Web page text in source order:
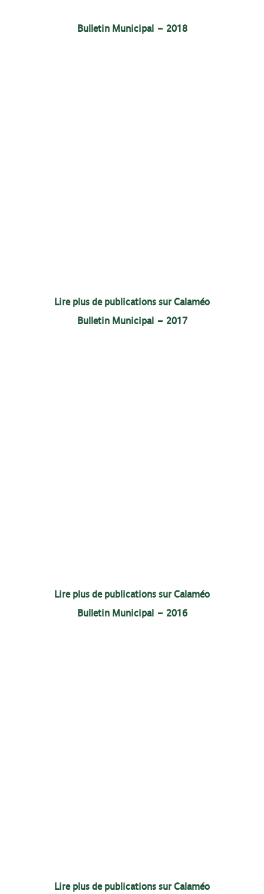
Bulletin Municipal – 2018
Lire plus de publications sur Calaméo
Bulletin Municipal – 2017
Lire plus de publications sur Calaméo
Bulletin Municipal – 2016
Lire plus de publications sur Calaméo